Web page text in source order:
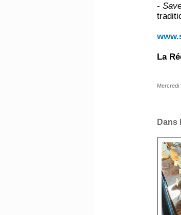
-
La
Mercredi
Dans